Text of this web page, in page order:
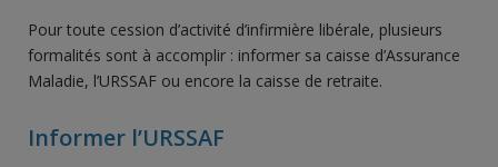
Pour toute cession d’activité d’infirmière libérale, plusieurs
formalités sont à accomplir : informer sa caisse d’Assurance
Maladie, l’URSSAF ou encore la caisse de retraite.
Informer l’URSSAF